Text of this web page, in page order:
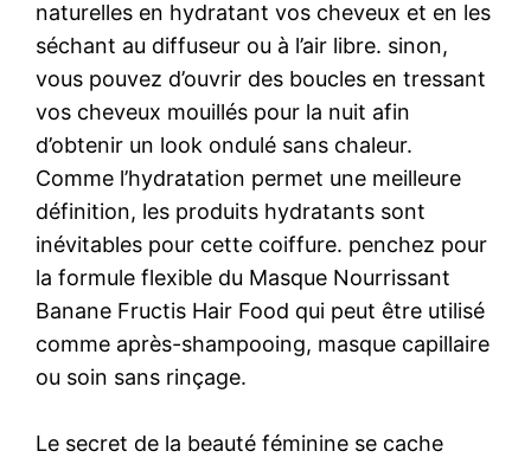
naturelles en hydratant vos cheveux et en les
séchant au diffuseur ou à l’air libre. sinon,
vous pouvez d’ouvrir des boucles en tressant
vos cheveux mouillés pour la nuit afin
d’obtenir un look ondulé sans chaleur.
Comme l’hydratation permet une meilleure
définition, les produits hydratants sont
inévitables pour cette coiffure. penchez pour
la formule flexible du Masque Nourrissant
Banane Fructis Hair Food qui peut être utilisé
comme après-shampooing, masque capillaire
ou soin sans rinçage.
Le secret de la beauté féminine se cache